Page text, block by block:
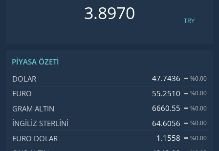
TRY
PIYASA ÖZETI
İsim, Kod
DOLAR 47.7436 %0.00
EURO 55.2510 %0.00
GRAM ALTIN 6660.55 %0.00
İNGILIZ STERLINI 64.6056 %0.00
EURO DOLAR 1.1558 %0.00